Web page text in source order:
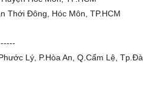
Thới Đông, Hóc Môn, TP.HCM
Lý, P.Hòa An, Q.Cẩm Lệ, Tp.Đà